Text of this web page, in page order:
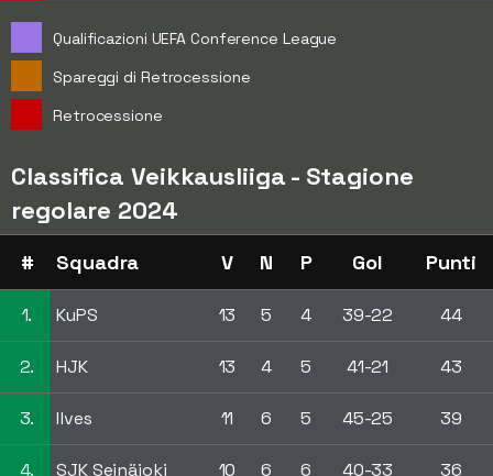
Qualificazioni UEFA Conference League
Spareggi di Retrocessione
Retrocessione
Classifica Veikkausliiga - Stagione
regolare 2024
# Squadra V N P Gol Punti
1. KuPS 13 5 4 39-22 44
2. HJK 13 4 5 41-21 43
3. Ilves 11 6 5 45-25 39
4. SJK Seinäjoki 10 6 6 40-33 36